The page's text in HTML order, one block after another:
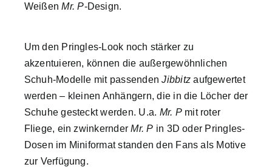
WeißenMr. P-Design.
Um den Pringles-Look noch stärker zu
akzentuieren, können die außergewöhnlichen
Schuh-Modelle mit passendenJibbitz aufgewertet
werden – kleinen Anhängern, die in die Löcher der
Schuhe gesteckt werden. U.a. Mr. Pmit roter
Fliege, ein zwinkernderMr. P in 3D oder Pringles-
Dosen im Miniformat standen den Fans als Motive
zur Verfügung.